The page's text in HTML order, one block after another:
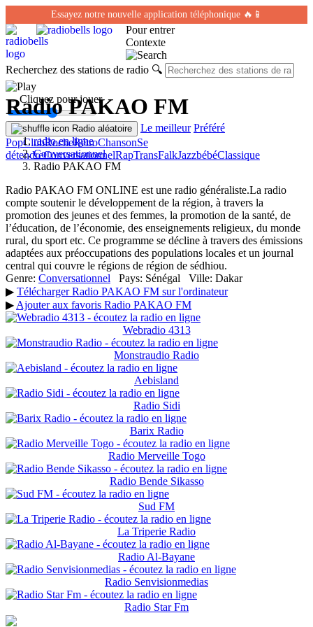
Essayez notre nouvelle application téléphonique 🔥📱
Pour entrer
Contexte
Recherchez des stations de radio 🔍
← Cliquez pour jouer
Radio aléatoire Le meilleur Préféré
PopClubRocheRétroChansonSe
détendreConversationnelRapTransFalkJazzbébéClassique
Radio PAKAO FM
radio en ligne
Conversationnel
Radio PAKAO FM
Radio PAKAO FM ONLINE est une radio généraliste.La radio
compte soutenir le développement de la région, à travers la
promotion des jeunes et des femmes, la promotion de la santé, de
l’éducation, de l’économie, des enseignements religieux, du monde
rural, du sport etc. Ce programme se décline à travers des émissions
adaptées aux préoccupations des populations locales et un journal
central qui couvre le régions de région de sédhiou.
Genre: Conversationnel Pays: Sénégal Ville: Dakar
▶ Télécharger Radio PAKAO FM sur l'ordinateur
▶ Ajouter aux favoris Radio PAKAO FM
Webradio 4313
Monstraudio Radio
Aebisland
Radio Sidi
Barix Radio
Radio Merveille Togo
Radio Bende Sikasso
Sud FM
La Triperie Radio
Radio Al-Bayane
Radio Senvisionmedias
Radio Star Fm